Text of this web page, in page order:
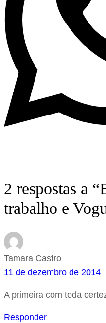
2 respostas a
trabalho e
Tamara Castro
11 de dezembro de 2014
A primeira com toda
Responder